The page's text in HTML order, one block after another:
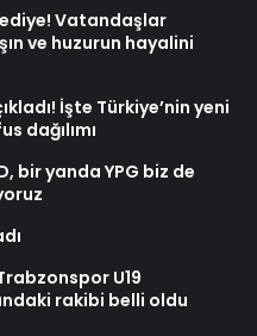
Vatandaşlar
ve huzurun hayalini
İşte Türkiye’nin yeni
dağılımı
bir yanda YPG biz de
U19
rakibi belli oldu